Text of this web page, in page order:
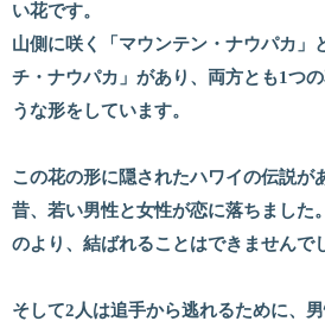
い花です。
山側に咲く「マウンテン・ナウパカ」
チ・ナウパカ」があり、両方とも1つ
うな形をしています。
この花の形に隠されたハワイの伝説が
昔、若い男性と女性が恋に落ちました
のより、結ばれることはできませんで
そして2人は追手から逃れるために、